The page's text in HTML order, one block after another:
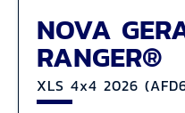
NOVA
RANGER®
XLS 4x4 2026